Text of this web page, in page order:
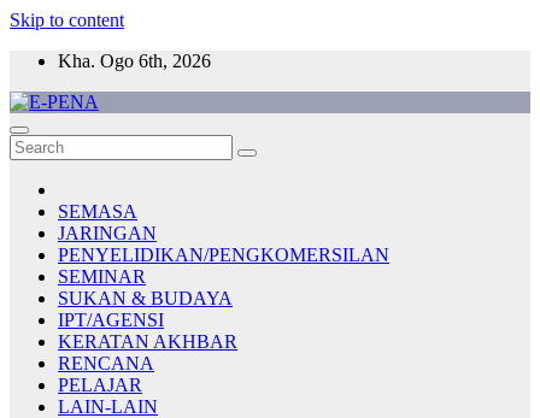
Skip to content
Kha. Ogo 6th, 2026
E-PENA
Berita Digital Terkini
SEMASA
JARINGAN
PENYELIDIKAN/PENGKOMERSILAN
SEMINAR
SUKAN & BUDAYA
IPT/AGENSI
KERATAN AKHBAR
RENCANA
PELAJAR
LAIN-LAIN